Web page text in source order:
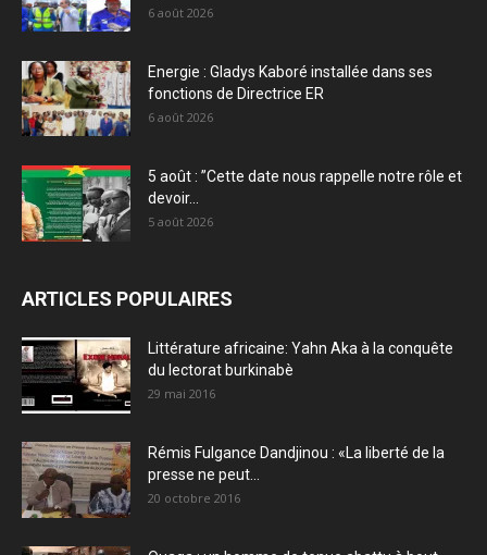
6 août 2026
Energie : Gladys Kaboré installée dans ses
fonctions de Directrice ER
6 août 2026
5 août : ”Cette date nous rappelle notre rôle et
devoir...
5 août 2026
ARTICLES POPULAIRES
Littérature africaine: Yahn Aka à la conquête
du lectorat burkinabè
29 mai 2016
Rémis Fulgance Dandjinou : «La liberté de la
presse ne peut...
20 octobre 2016